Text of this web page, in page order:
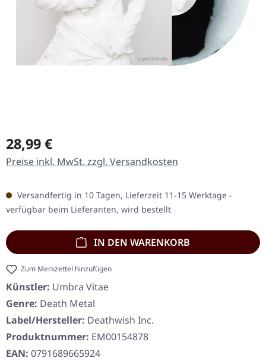
Regulärer Preis:
28,99 €
Preise inkl. MwSt. zzgl. Versandkosten
Versandfertig in 10 Tagen, Lieferzeit 11-15 Werktage -
verfügbar beim Lieferanten, wird bestellt
IN DEN WARENKORB
Zum Merkzettel hinzufügen
Künstler: Umbra Vitae
Genre: Death Metal
Label/Hersteller: Deathwish Inc.
Produktnummer: EM00154878
EAN: 0791689665924